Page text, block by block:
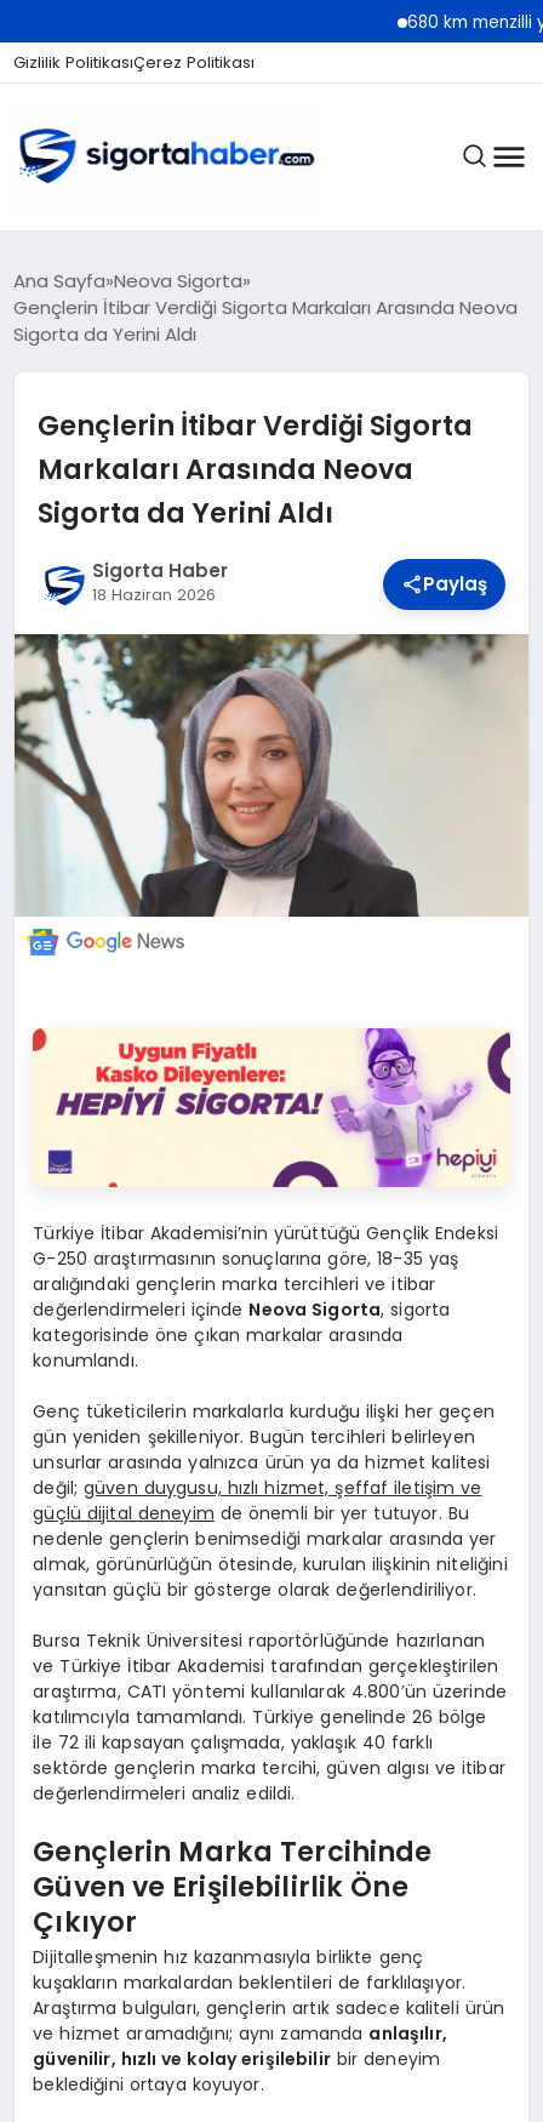
680 km menzilli yeni
Gizlilik PolitikasıÇerez Politikası
SIGORTA
EKONOMI
BILIM VE TEKNOLOJI
OTOMOBIL
KÜNYE
Ana Sayfa Neova Sigorta
Gençlerin İtibar Verdiği Sigorta Markaları Arasında Neova
Sigorta da Yerini Aldı
Gençlerin İtibar Verdiği Sigorta
Markaları Arasında Neova
Sigorta da Yerini Aldı
Sigorta Haber
18 Haziran 2026 Paylaş
Türkiye İtibar Akademisi’nin yürüttüğü Gençlik Endeksi
G-250 araştırmasının sonuçlarına göre, 18-35 yaş
aralığındaki gençlerin marka tercihleri ve itibar
değerlendirmeleri içinde Neova Sigorta, sigorta
kategorisinde öne çıkan markalar arasında
konumlandı.
Genç tüketicilerin markalarla kurduğu ilişki her geçen
gün yeniden şekilleniyor. Bugün tercihleri belirleyen
unsurlar arasında yalnızca ürün ya da hizmet kalitesi
değil;güven duygusu, hızlı hizmet, şeffaf iletişim ve
güçlü dijital deneyim de önemli bir yer tutuyor. Bu
nedenle gençlerin benimsediği markalar arasında yer
almak, görünürlüğün ötesinde, kurulan ilişkinin niteliğini
yansıtan güçlü bir gösterge olarak değerlendiriliyor.
Bursa Teknik Üniversitesi raportörlüğünde hazırlanan
ve Türkiye İtibar Akademisi tarafından gerçekleştirilen
araştırma, CATI yöntemi kullanılarak 4.800’ün üzerinde
katılımcıyla tamamlandı. Türkiye genelinde 26 bölge
ile 72 ili kapsayan çalışmada, yaklaşık 40 farklı
sektörde gençlerin marka tercihi, güven algısı ve itibar
değerlendirmeleri analiz edildi.
Gençlerin Marka Tercihinde
Güven ve Erişilebilirlik Öne
Çıkıyor
Dijitalleşmenin hız kazanmasıyla birlikte genç
kuşakların markalardan beklentileri de farklılaşıyor.
Araştırma bulguları, gençlerin artık sadece kaliteli ürün
ve hizmet aramadığını; aynı zamanda anlaşılır,
güvenilir, hızlı ve kolay erişilebilirbir deneyim
beklediğini ortaya koyuyor.